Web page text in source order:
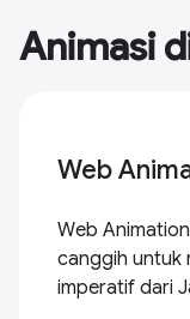
Animasi
Web
Web
canggih untuk
imperatif dari